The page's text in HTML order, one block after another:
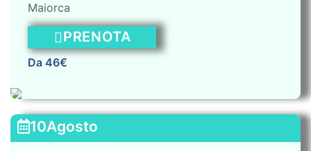
Maiorca
PRENOTA
Da 46€
10Agosto